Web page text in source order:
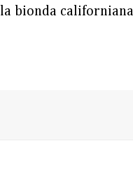
bionda californiana